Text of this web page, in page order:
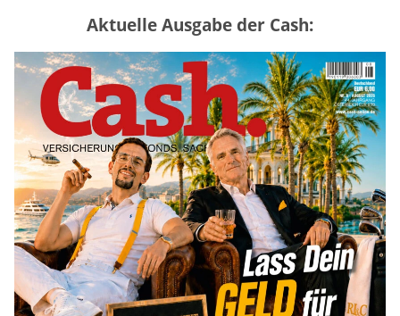
Vermieter-Zutritt: Wann Mieter
die Wohnung öffnen müssen
mehr
Mütterrente III Tabelle: So viel Renten-
Nachzahlung ist pro Kind möglich
mehr
„Jung kauft Alt“ 2026: Neue Förderung im
Überblick – Tabelle mit Kreditbeträgen
und Einkommensgrenzen
Aktuelle Ausgabe der Cash: